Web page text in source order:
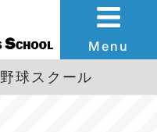
Menu
野球スクール